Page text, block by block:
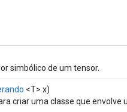
simbólico de um tensor.
<T> x)
criar uma classe que envolve